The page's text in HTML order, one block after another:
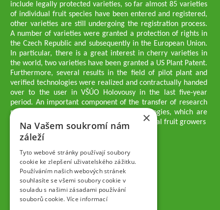
include legally protected varieties, so far almost 85 varieties
of individual fruit species have been entered and registered,
other varieties are still undergoing the registration process.
A number of varieties were granted a protection of rights in
the Czech Republic and subsequently in the European Union.
In particular, there is a great interest in cherry varieties in
the world, two varieties have been granted a US Plant Patent.
Furthermore, several results in the field of pilot plant and
verified technologies were realized and contractually handed
over to the user in VŠÚO Holovousy in the last five-year
period. An important component of the transfer of research
results into practice are growing methodologies, which are
passed on to users - professionals - professional fruit growers
Company executives
Ing. Tomáš Zmeškal
Ing. Jaroslav Vácha
Companions
Ing. Jan Blažek, CS c.
Ing. Josef Kosina, CS c.
Ing. Václav Ludvík
×
Na Vašem soukromí nám
záleží
Tyto webové stránky používají soubory
cookie ke zlepšení uživatelského zážitku.
Používáním našich webových stránek
souhlasíte se všemi soubory cookie v
souladu s našimi zásadami používání
souborů cookie. Více informací